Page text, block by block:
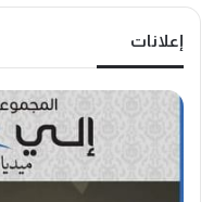
إعلانات